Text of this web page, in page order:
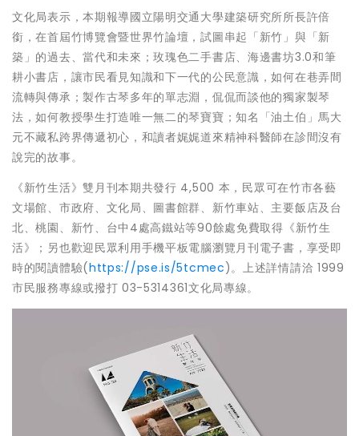
文化局表示，本期報導國立陽明交通大學建築研究所所長許倍
銜，在首屆竹博覽會暨世界竹論壇，試圖串起「新竹」與「新
築」的過去、當代和未來；玫瑰色二手書店、海邊書坊3.0和筆
耕小書店，讓市民看見知識和下一代的公民意識，如何在巷弄間
流轉與傳承；製作古琴多年的單志淵，侃侃而談他的獨家製琴
法，如何教授學生打造唯一無二的琴寶寶；知名「油土伯」馬大
元不藏私跨界傳遞初心，和讀者娓娓道來精神科醫師在診間沒有
說完的故事。
《新竹生活》雙月刊本期共發行 4,500 本，民眾可在竹市各藝
文場館、市政府、文化局、圖書館群、新竹車站、主要飯店及台
北、桃園、新竹、台中4處高鐵站等90餘處免費取得《新竹生
活》；另也歡迎民眾利用手機平板電腦瀏覽月刊電子書，享受即
時的閱讀體驗(https://pse.is/5tcmec)。上述詳情請洽 1999
市民服務專線或撥打 03-5314361文化局專線。